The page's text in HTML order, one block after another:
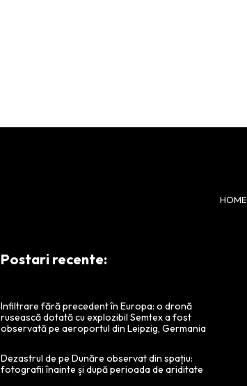
HOME
Postari recente:
Infiltrare fără precedent în Europa: o dronă
rusească dotată cu explozibil Semtex a fost
observată pe aeroportul din Leipzig, Germania
Dezastrul de pe Dunăre observat din spațiu:
fotografii înainte și după perioada de ariditate